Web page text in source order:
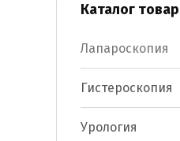
Каталог
Лапароскопия
Гистероскопия
Урология